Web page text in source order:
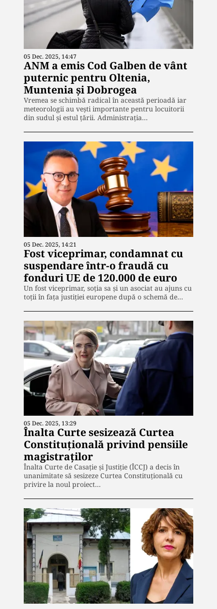
05 Dec. 2025, 14:47
ANM a emis Cod Galben de vânt
puternic pentru Oltenia,
Muntenia și Dobrogea
Vremea se schimbă radical în această perioadă iar
meteorologii au vești importante pentru locuitorii
din sudul și estul țării. Administrația…
05 Dec. 2025, 14:21
Fost viceprimar, condamnat cu
suspendare într-o fraudă cu
fonduri UE de 120.000 de euro
Un fost viceprimar, soția sa și un asociat au ajuns cu
toţii în fața justiției europene după o schemă de…
05 Dec. 2025, 13:29
Înalta Curte sesizează Curtea
Constituțională privind pensiile
magistraților
Înalta Curte de Casație și Justiție (ÎCCJ) a decis în
unanimitate să sesizeze Curtea Constituțională cu
privire la noul proiect…